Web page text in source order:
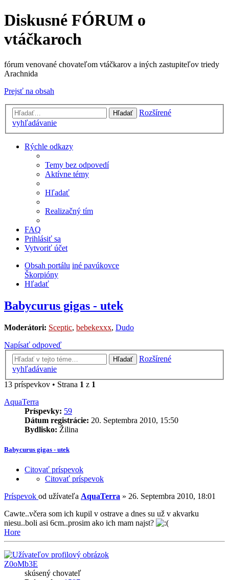
Diskusné FÓRUM o
vtáčkaroch
fórum venované chovateľom vtáčkarov a iných zastupiteľov triedy
Arachnida
Prejsť na obsah
Hľadať
Rozšírené
vyhľadávanie
Rýchle odkazy
Temy bez odpovedí
Aktívne témy
Hľadať
Realizačný tím
FAQ
Prihlásiť sa
Vytvoriť účet
Obsah portálu iné pavúkovce
Škorpióny
Hľadať
Babycurus gigas - utek
Moderátori: Sceptic, bebekexxx, Dudo
Napísať odpoveď
Hľadať
Rozšírené
vyhľadávanie
13 príspevkov • Strana 1 z 1
AquaTerra
Príspevky: 59
Dátum registrácie: 20. Septembra 2010, 15:50
Bydlisko: Žilina
Babycurus gigas - utek
Citovať príspevok
Citovať príspevok
Príspevok od užívateľa AquaTerra » 26. Septembra 2010, 18:01
Cawte..včera som ich kupil v ostrave a dnes su už v akvarku
niesu..boli asi 6cm..prosim ako ich mam najst?
Hore
Z0oMb3E
skúsený chovateľ